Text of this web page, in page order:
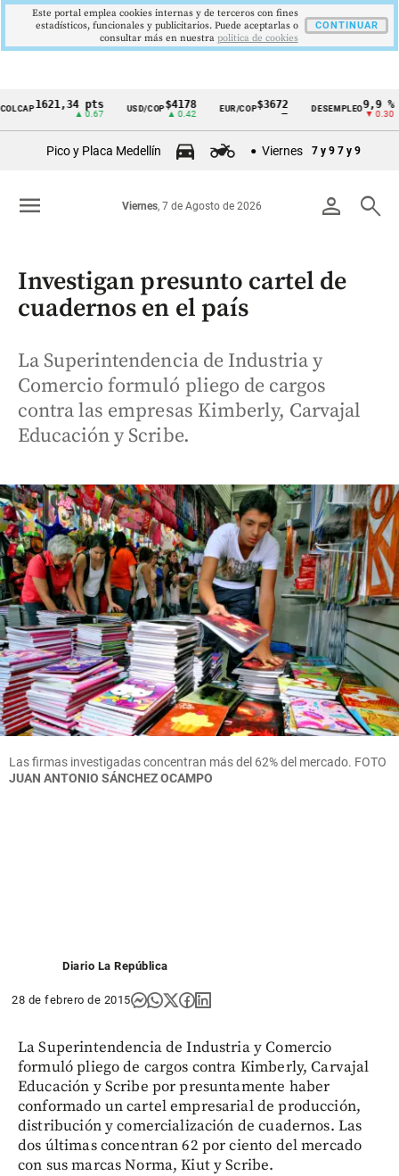
Cintillo
Colombia
1621,34 pts USD/COP$4178
▲ 0.42
EUR/COP$3672
—
DESEMPLEO9,9 %
▼ 0.30
Pico y Placa Medellín Viernes 7 y 9 7 y 9
person search
Viernes, 7 de Agosto de 2026
menu
Investigan presunto cartel de
cuadernos en el país
La Superintendencia de Industria y
Comercio formuló pliego de cargos
contra las empresas Kimberly, Carvajal
Educación y Scribe.
Las firmas investigadas concentran más del 62% del mercado. FOTO
JUAN ANTONIO SÁNCHEZ OCAMPO
Diario La República
28 de febrero de 2015
La Superintendencia de Industria y Comercio
formuló pliego de cargos contra Kimberly, Carvajal
Educación y Scribe por presuntamente haber
conformado un cartel empresarial de producción,
distribución y comercialización de cuadernos. Las
dos últimas concentran 62 por ciento del mercado
con sus marcas Norma, Kiut y Scribe.
Este portal emplea cookies internas y de terceros con fines
estadísticos, funcionales y publicitarios. Puede aceptarlas o
consultar más en nuestra politica de cookies
CONTINUAR